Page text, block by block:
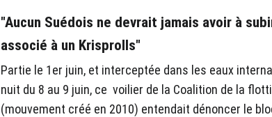
"Aucun Suédois ne devrait jamais avoir à
associé à un Krisprolls"
Partie le 1er juin, et interceptée dans les eaux
nuit du 8 au 9 juin, ce voilier de la Coalition de la
(mouvement créé en 2010) entendait dénoncer le